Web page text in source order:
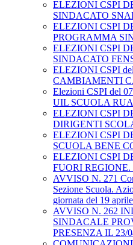
ELEZIONI CSPI
SINDACATO
ELEZIONI CSPI
PROGRAMMA
ELEZIONI CSPI
SINDACATO
ELEZIONI CSPI
CAMBIAMENTI
Elezioni CSPI del
UIL SCUOLA RUA
ELEZIONI CSPI
DIRIGENTI
ELEZIONI CSPI
SCUOLA BENE
ELEZIONI CSPI
FUORI
AVVISO N. 271
Sezione Scuola.
giornata del 19
AVVISO N. 262
SINDACALE
PRESENZA IL 23/